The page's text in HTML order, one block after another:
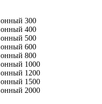
300
400
500
600
800
1000
1200
1500
2000